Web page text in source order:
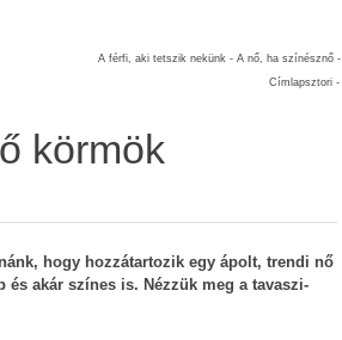
A férfi, aki tetszik nekünk - A nő, ha színésznő -
Címlapsztori -
körmök
hogy hozzátartozik egy ápolt, trendi nő
akár színes is. Nézzük meg a tavaszi-